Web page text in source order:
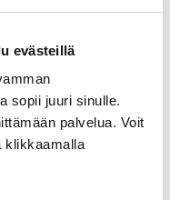
evästeillä
sopii juuri sinulle.
palvelua. Voit
klikkaamalla
yöttömän yön
liputuspäivä,